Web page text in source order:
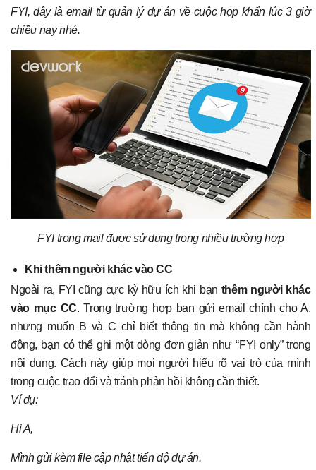
FYI, đây là email từ quản lý dự án về cuộc họp khẩn lúc 3 giờ
chiều nay nhé.
FYI trong mail được sử dụng trong nhiều trường hợp
Khi thêm người khác vào CC
Ngoài ra, FYI cũng cực kỳ hữu ích khi bạn thêm người khác
vào mục CC. Trong trường hợp bạn gửi email chính cho A,
nhưng muốn B và C chỉ biết thông tin mà không cần hành
động, bạn có thể ghi một dòng đơn giản như “FYI only” trong
nội dung. Cách này giúp mọi người hiểu rõ vai trò của mình
trong cuộc trao đổi và tránh phản hồi không cần thiết.
Ví dụ:
Hi A,
Mình gửi kèm file cập nhật tiến độ dự án.